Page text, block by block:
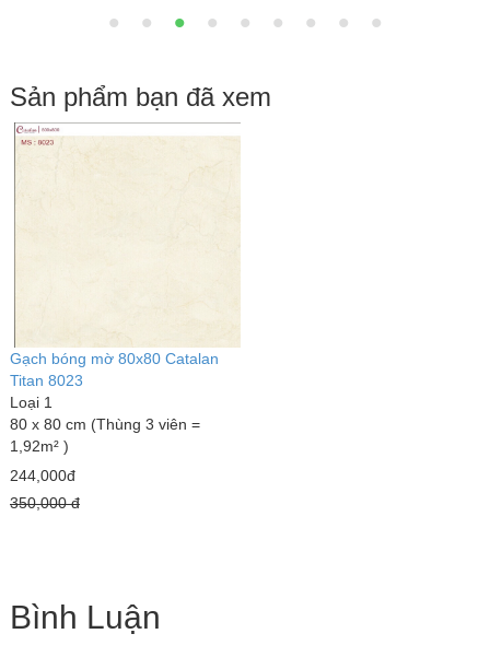
Sản phẩm bạn đã xem
Gạch bóng mờ 80x80 Catalan
Titan 8023
Loại 1
80 x 80 cm (Thùng 3 viên =
1,92m² )
244,000đ
350,000 đ
Bình Luận